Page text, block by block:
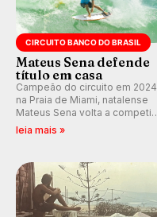
CIRCUITO BANCO DO BRASIL
Mateus Sena defende
título em casa
Campeão do circuito em 2024
na Praia de Miami, natalense
Mateus Sena volta a competir
em casa em busca de manter a
leia mais »